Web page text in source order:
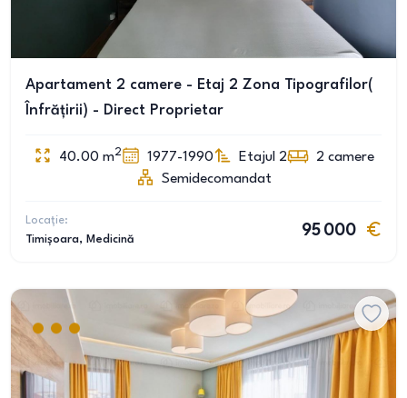
Apartament 2 camere - Etaj 2 Zona Tipografilor(
Înfrățirii) - Direct Proprietar
40.00 m2 1977-1990 Etajul 2 2 camere
Semidecomandat
Locație:
Timișoara, Medicină
95 000